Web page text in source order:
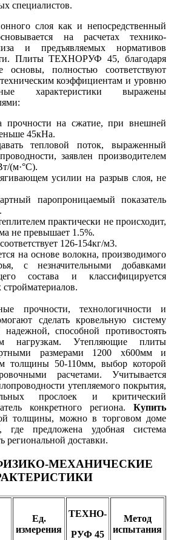
специалистов.
слоя как и непосредственный
на расчетах технико-
и предъявляемых нормативов
Плиты ТЕХНОРУФ 45, благодаря
основы, полностью соответствуют
коэффициентам и уровню
характеристики выражены
прочности на сжатие, при внешней
45кНа.
тепловой поток, выраженный
заявлен производителем
(м·°C).
усилии на разрыв слоя, не
паропроницаемый показатель
практически не происходит,
не превышает 1.5%.
126-154кг/м3.
на основе волокна, производимого
с незначительными добавками
состава и классифицируется
прочности, технологичности и
сделать кровельную систему
способной противостоять
нагрузкам. Утепляющие плиты
размерами 1200 х600мм и
толщины 50-110мм, выбор которой
расчетами. Учитывается
утепляемого покрытия,
прослоек и критический
конкретного региона. Купить
толщины, можно в торговом доме
где предложена удобная система
региональной доставки.
МЕХАНИЧЕСКИЕ
Ед.
измерения
ТЕХНО-
РУФ 45
Метод
испытания